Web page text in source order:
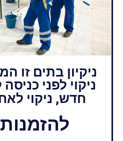
ניקיון בתים זו
ניקוי לפני
חדש, ניקוי
להזמנות